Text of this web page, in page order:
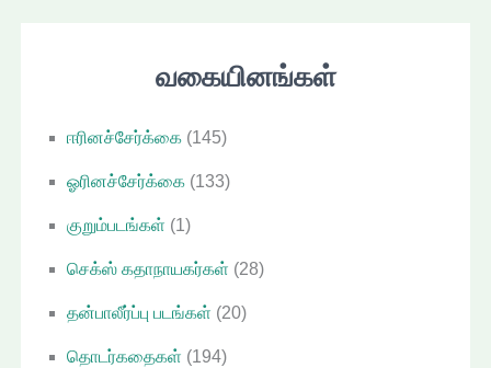
வகையினங்கள்
ஈரினச்சேர்க்கை (145)
ஓரினச்சேர்க்கை (133)
குறும்படங்கள் (1)
செக்ஸ் கதாநாயகர்கள் (28)
தன்பாலீர்ப்பு படங்கள் (20)
தொடர்கதைகள் (194)